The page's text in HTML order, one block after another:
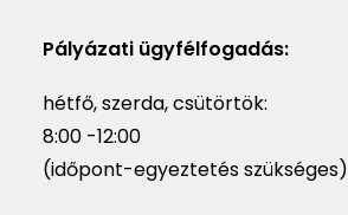
Pályázati ügyfélfogadás:
hétfő, szerda, csütörtök:
8:00 -12:00
(időpont-egyeztetés szükséges)